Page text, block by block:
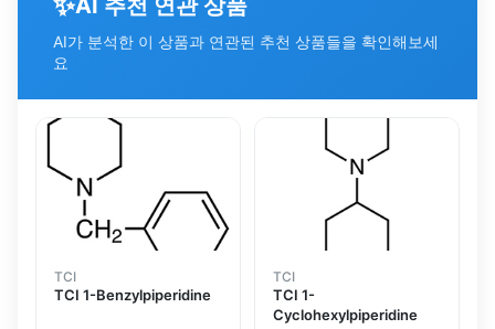
AI 추천 연관 상품
AI가 분석한 이 상품과 연관된 추천 상품들을 확인해보세
요
TCI
TCI 1-Benzylpiperidine
TCI
TCI 1-
Cyclohexylpiperidine